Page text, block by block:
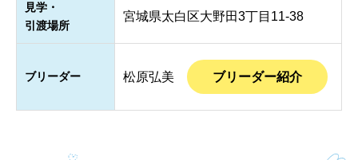
見学・
引渡場所
宮城県太白区大野田3丁目11-38
ブリーダー 松原弘美 ブリーダー紹介